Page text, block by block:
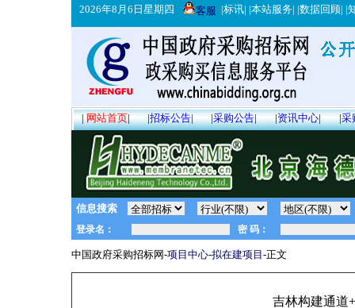
2026年8月6日星期四 客服 |标讯| |本站服务| |数据回顾| |
|网站首页| |招标公告| |采购公告| |资讯中心| |采
信息搜索
中国政府采购招标网-项目中心-拟在建项目 -正文
吉林构建通道